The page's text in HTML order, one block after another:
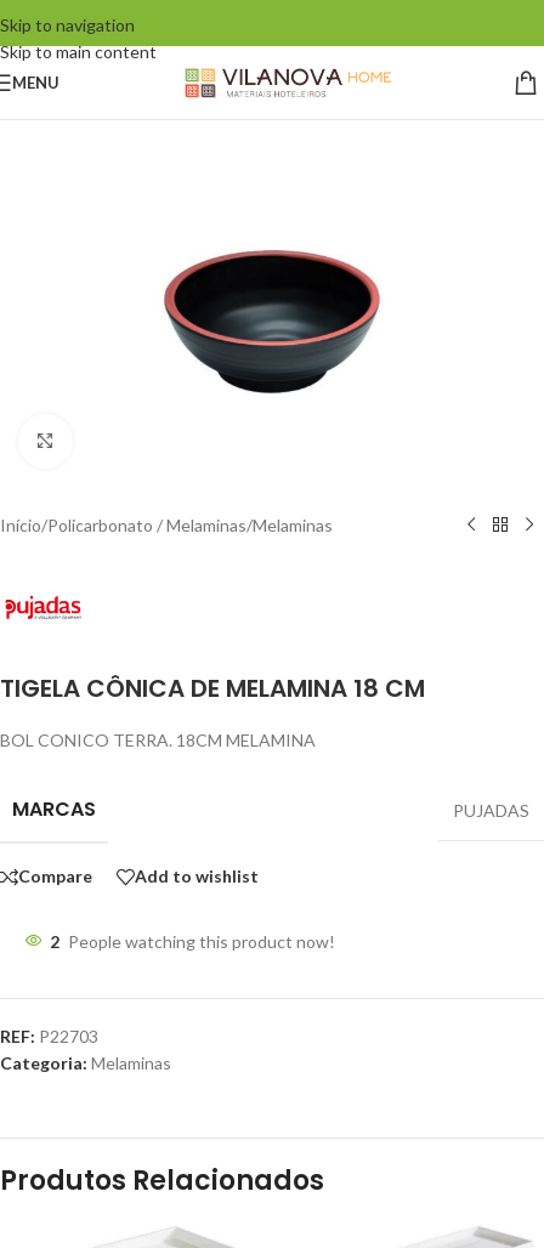
Skip to navigation
Skip to main content
MENU
Início/Policarbonato / Melaminas/Melaminas
TIGELA CÔNICA DE MELAMINA 18 CM
BOL CONICO TERRA. 18CM MELAMINA
MARCAS PUJADAS
Compare Add to wishlist
2 People watching this product now!
REF: P22703
Categoria: Melaminas
Produtos Relacionados